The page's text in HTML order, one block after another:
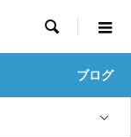

ブログ